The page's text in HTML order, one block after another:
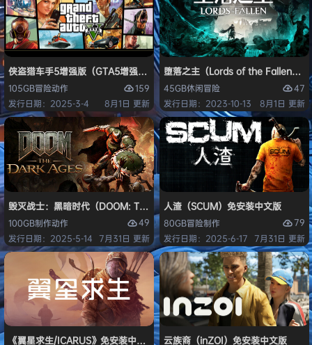
侠盗猎车手5增强版（GTA5增强版（Grand Theft Auto V Enhanced）免
105GB冒险动作
159
发行日期：2025-3-4
8月1日 更新
堕落之主（Lords of the Fallen）免
45GB休闲冒险
47
发行日期：2023-10-13
8月1日 更新
毁灭战士：黑暗时代（DOOM: The Dark Ages）免安装中文版
100GB制作动作
49
发行日期：2025-5-14
7月31日 更新
人渣（SCUM）免安装中文版
80GB冒险制作
79
发行日期：2025-6-17
7月31日 更新
《翼星求生/ICARUS》免安装中文版 云族裔（inZOI）免安装中文版